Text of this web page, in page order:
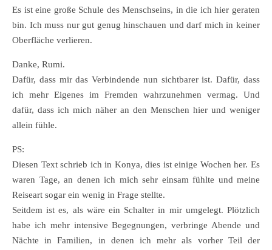
Es ist eine große Schule des Menschseins, in die ich hier geraten
bin. Ich muss nur gut genug hinschauen und darf mich in keiner
Oberfläche verlieren.
Danke, Rumi.
Dafür, dass mir das Verbindende nun sichtbarer ist. Dafür, dass
ich mehr Eigenes im Fremden wahrzunehmen vermag. Und
dafür, dass ich mich näher an den Menschen hier und weniger
allein fühle.
PS:
Diesen Text schrieb ich in Konya, dies ist einige Wochen her. Es
waren Tage, an denen ich mich sehr einsam fühlte und meine
Reiseart sogar ein wenig in Frage stellte.
Seitdem ist es, als wäre ein Schalter in mir umgelegt. Plötzlich
habe ich mehr intensive Begegnungen, verbringe Abende und
Nächte in Familien, in denen ich mehr als vorher Teil der